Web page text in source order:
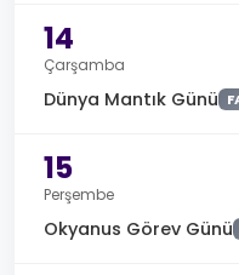
14
Çarşamba
Dünya Mantık Günü
15
Perşembe
Okyanus Görev Günü